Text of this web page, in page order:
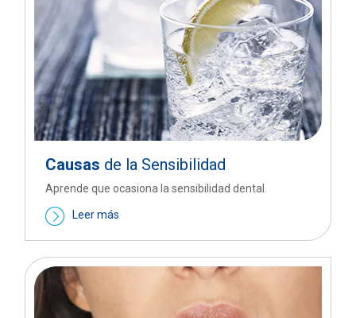
Causas de la Sensibilidad
Aprende que ocasiona la sensibilidad dental.
Leer más